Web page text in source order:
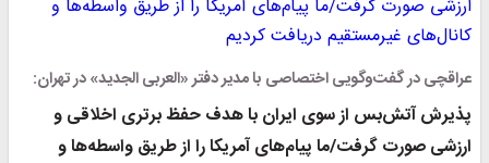
عراقچی در گفت‌وگویی اختصاصی با مدیر دفتر «العربی الجدید» در تهران:
پذیرش آتش‌بس از سوی ایران با هدف حفظ برتری اخلاقی و
ارزشی صورت گرفت/ما پیام‌های آمریکا را از طریق واسطه‌ها و